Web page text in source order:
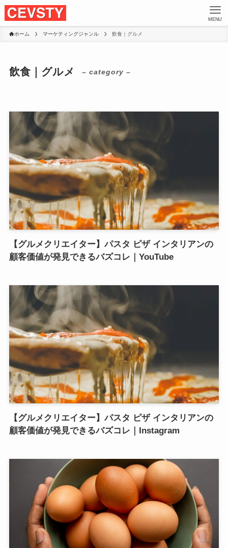
MENU
ホーム マーケティングジャンル 飲食｜グルメ
飲食｜グルメ – category –
【グルメクリエイター】パスタ ピザ インタリアンの
顧客価値が発見できるバズコレ｜YouTube
【グルメクリエイター】パスタ ピザ インタリアンの
顧客価値が発見できるバズコレ｜Instagram